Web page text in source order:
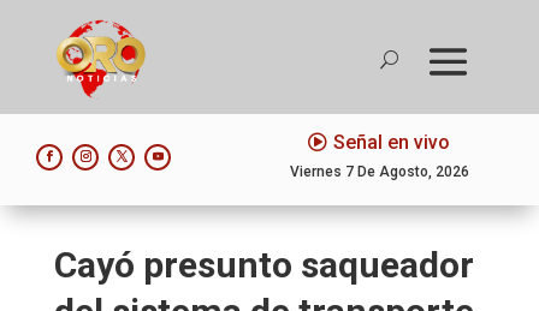
Señal en vivo
Viernes 7 De Agosto, 2026
Cayó presunto saqueador